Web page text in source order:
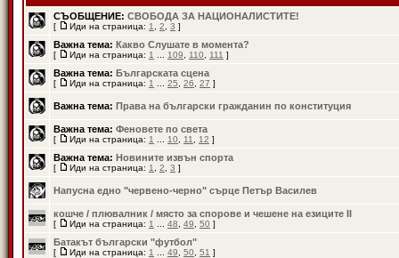
СЪОБЩЕНИЕ: СВОБОДА ЗА НАЦИОНАЛИСТИТЕ!
[ Иди на страница: 1 2 3 ]
Важна тема: Какво Слушате в момента?
[ Иди на страница: 1 109 110 111 ]
Важна тема: Българската сцена
[ Иди на страница: 1 25 26 27 ]
Важна тема: Права на български гражданин по конституция
Важна тема: Феновете по света
[ Иди на страница: 1 10 11 12 ]
Важна тема: Новините извън спорта
[ Иди на страница: 1 2 3 ]
Напусна едно "червено-черно" сърце Петър Василев
кошче / плювалник / място за спорове и чешене на езиците II
[ Иди на страница: 1 48 49 50 ]
Батакът български "футбол"
[ Иди на страница: 1 49 50 51 ]